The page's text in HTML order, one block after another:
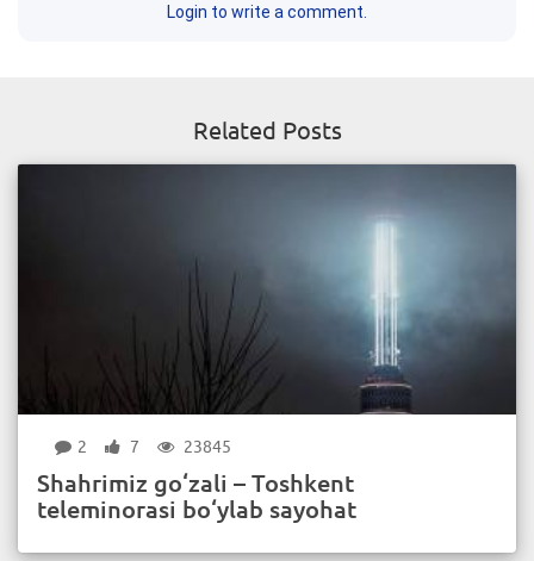
Login to write a comment.
Related Posts
2 7 23845
Shahrimiz go‘zali – Toshkent
teleminorasi bo‘ylab sayohat